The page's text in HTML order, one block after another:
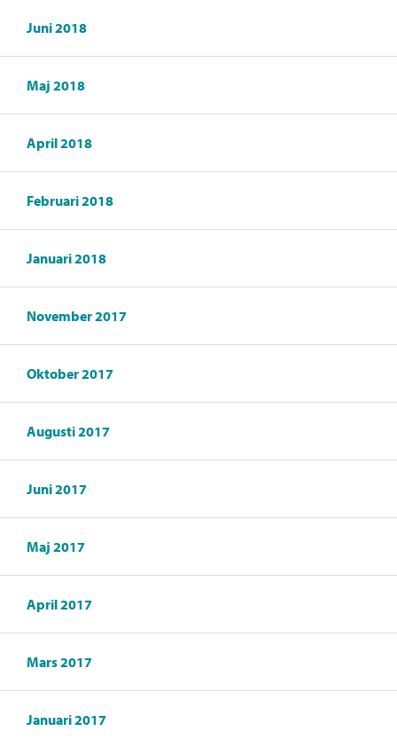
Juni 2018
Maj 2018
April 2018
Februari 2018
Januari 2018
November 2017
Oktober 2017
Augusti 2017
Juni 2017
Maj 2017
April 2017
Mars 2017
Januari 2017